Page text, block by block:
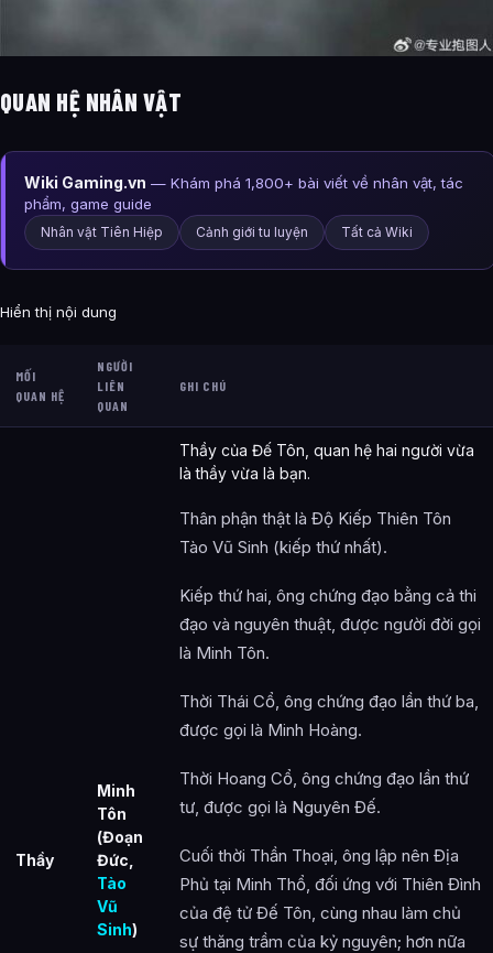
QUAN HỆ NHÂN VẬT
Wiki Gaming.vn — Khám phá 1,800+ bài viết về nhân vật, tác
phẩm, game guide
Nhân vật Tiên Hiệp Cảnh giới tu luyện Tất cả Wiki
Hiển thị nội dung
MỐI
QUAN HỆ
NGƯỜI
LIÊN
QUAN
GHI CHÚ
Thầy
Minh
Tôn
(Đoạn
Đức,
Tào
Vũ
Sinh)
Thầy của Đế Tôn, quan hệ hai người vừa
là thầy vừa là bạn.
Thân phận thật là Độ Kiếp Thiên Tôn
Tào Vũ Sinh (kiếp thứ nhất).
Kiếp thứ hai, ông chứng đạo bằng cả thi
đạo và nguyên thuật, được người đời gọi
là Minh Tôn.
Thời Thái Cổ, ông chứng đạo lần thứ ba,
được gọi là Minh Hoàng.
Thời Hoang Cổ, ông chứng đạo lần thứ
tư, được gọi là Nguyên Đế.
Cuối thời Thần Thoại, ông lập nên Địa
Phủ tại Minh Thổ, đối ứng với Thiên Đình
của đệ tử Đế Tôn, cùng nhau làm chủ
sự thăng trầm của kỷ nguyên; hơn nữa